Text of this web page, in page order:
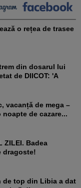
de DIICOT: 'A
de cazare...
dragoste!